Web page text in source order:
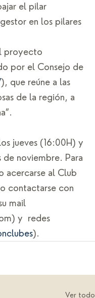
el pilar
en los pilares
proyecto
por el Consejo de
), que reúne a las
de la región, a
jueves (16:00H) y
de noviembre. Para
acercarse al Club
contactarse con
mail
y  redes
).
Ver todo